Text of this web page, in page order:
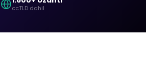
ccTLD dahil